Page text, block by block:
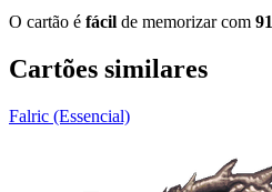
O cartão é fácil de memorizar com
Cartões similares
Falric (Essencial)